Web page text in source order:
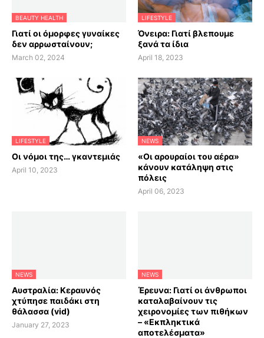
BEAUTY HEALTH
Γιατί οι όμορφες γυναίκες
δεν αρρωσταίνουν;
March 02, 2024
LIFESTYLE
Όνειρα: Γιατί βλεπουμε
ξανά τα ίδια
April 18, 2023
LIFESTYLE
Οι νόμοι της… γκαντεμιάς
April 10, 2023
NEWS
«Οι αρουραίοι του αέρα»
κάνουν κατάληψη στις
πόλεις
April 06, 2023
NEWS
Αυστραλία: Κεραυνός
χτύπησε παιδάκι στη
θάλασσα (vid)
January 27, 2023
NEWS
Έρευνα: Γιατί οι άνθρωποι
καταλαβαίνουν τις
χειρονομίες των πιθήκων
– «Εκπληκτικά
αποτελέσματα»